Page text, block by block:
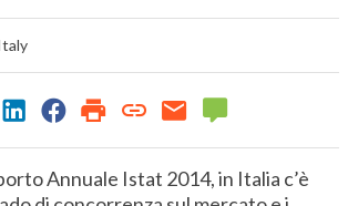
Annuale Istat 2014, in Italia c’è